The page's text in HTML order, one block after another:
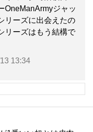
OneManArmyジャッ
リーズに出会えたの
リーズはもう結構で
13:34